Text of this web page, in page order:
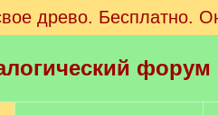
древо. Бесплатно.